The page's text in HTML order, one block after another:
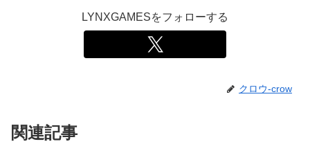
LYNXGAMESをフォローする
クロウ-crow
関連記事